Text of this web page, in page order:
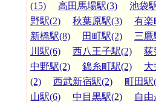
(15)
高田馬場駅(3) 池袋
野駅(2)
秋葉原駅(3)
有楽
新橋駅(8)
田町駅(2) 三鷹
川駅(6)
西八王子駅(2)
荻
中野駅(2)
錦糸町駅(2)
大
(2)
西武新宿駅(2) 町田駅
山駅(6)
中目黒駅(2)
自由